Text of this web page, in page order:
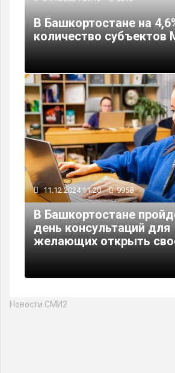
предпринимателей
научат внедрять
интеллект в бизнес
11.12.2024 11:20 9958
В Башкортостане
день консультаций для
желающих открыть
Новости СМИ2